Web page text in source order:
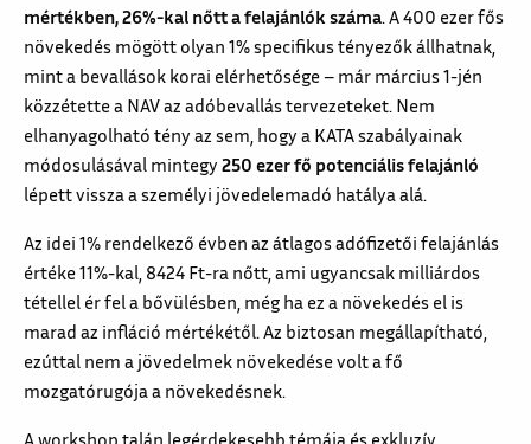
mértékben, 26%-kal nőtt a felajánlók száma. A 400 ezer fős
növekedés mögött olyan 1% specifikus tényezők állhatnak,
mint a bevallások korai elérhetősége – már március 1-jén
közzétette a NAV az adóbevallás tervezeteket. Nem
elhanyagolható tény az sem, hogy a KATA szabályainak
módosulásával mintegy 250 ezer fő potenciális felajánló
lépett vissza a személyi jövedelemadó hatálya alá.
Az idei 1% rendelkező évben az átlagos adófizetői felajánlás
értéke 11%-kal, 8424 Ft-ra nőtt, ami ugyancsak milliárdos
tétellel ér fel a bővülésben, még ha ez a növekedés el is
marad az infláció mértékétől. Az biztosan megállapítható,
ezúttal nem a jövedelmek növekedése volt a fő
mozgatórugója a növekedésnek.
A workshop talán legérdekesebb témája és exkluzív